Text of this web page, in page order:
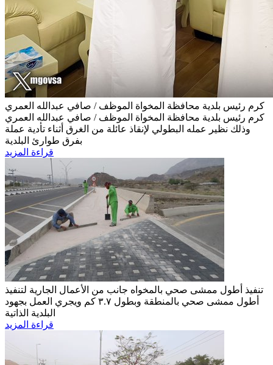
كرم رئيس بلدية محافظة المخواة الموظف / صافي عبدالله العمري
كرم رئيس بلدية محافظة المخواة الموظف / صافي عبدالله العمري
وذلك نظير عمله البطولي لإنقاذ عائلة من الغرق أثناء تأدية عملة
بفرق طوارئ البلدية
قراءة المزيد
تنفيذ أطول ممشى صحي بالمخواه جانب من الأعمال الجارية لتنفيذ
أطول ممشى صحي بالمنطقة وبطول ٣.٧ كم ويجري العمل بجهود
البلدية الذاتية
قراءة المزيد